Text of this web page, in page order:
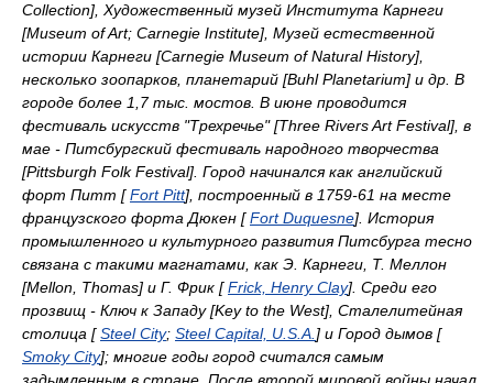
Collection], Художественный музей Института Карнеги
[Museum of Art; Carnegie Institute], Музей естественной
истории Карнеги [Carnegie Museum of Natural History],
несколько зоопарков, планетарий [Buhl Planetarium] и др. В
городе более 1,7 тыс. мостов. В июне проводится
фестиваль искусств "Трехречье" [Three Rivers Art Festival], в
мае - Питсбургский фестиваль народного творчества
[Pittsburgh Folk Festival]. Город начинался как английский
форт Питт [Fort Pitt], построенный в 1759-61 на месте
французского форта Дюкен [Fort Duquesne]. История
промышленного и культурного развития Питсбурга тесно
связана с такими магнатами, как Э. Карнеги, Т. Меллон
[Mellon, Thomas] и Г. Фрик [Frick, Henry Clay]. Среди его
прозвищ - Ключ к Западу [Key to the West], Сталелитейная
столица [Steel City; Steel Capital, U.S.A. ] и Город дымов [
Smoky City]; многие годы город считался самым